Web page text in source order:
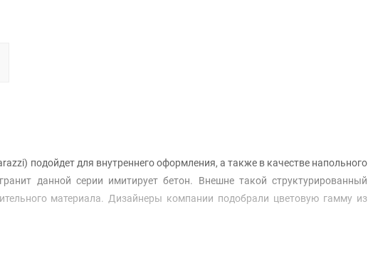
подойдет для внутреннего оформления, а также в качестве напольного
данной серии имитирует бетон. Внешне такой структурированный
материала. Дизайнеры компании подобрали цветовую гамму из